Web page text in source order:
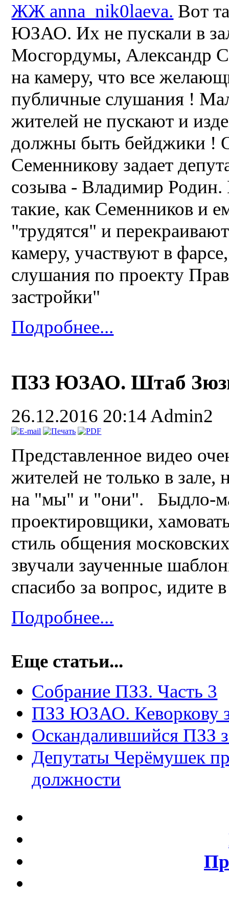
ЖЖ anna_nik0laeva. Вот
ЮЗАО. Их не пускали в
Мосгордумы, Александр
на камеру, что все
публичные слушания !
жителей не пускают и
должны быть бейджики !
Семенникову задает
созыва - Владимир Родин.
такие, как Семенников и
"трудятся" и
камеру, участвуют в
слушания по проекту
застройки"
Подробнее...
ПЗЗ ЮЗАО. Штаб
26.12.2016 20:14 Admin2
Представленное видео
жителей не только в зале,
на "мы" и "они". Быдло-
проектировщики,
стиль общения
звучали заученные
спасибо за вопрос, идите
Подробнее...
Еще статьи...
Собрание ПЗЗ. Часть 3
ПЗЗ ЮЗАО. Кеворкову
Оскандалившийся ПЗЗ
Депутаты Черёмушек
должности